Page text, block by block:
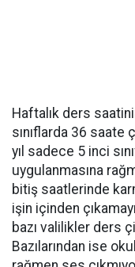
Haftalık ders
sınıflarda 36 saate
yıl sadece 5 inci
uygulanmasına
bitiş saatlerinde
işin içinden
bazı valilikler ders
Bazılarından ise